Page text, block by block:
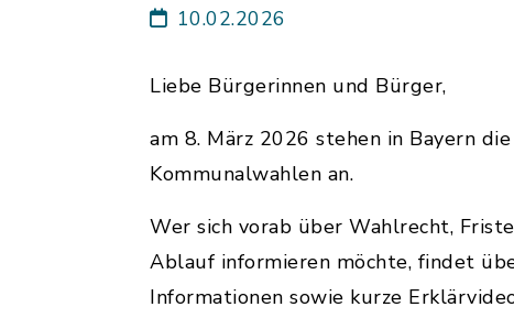
10.02.2026
Liebe Bürgerinnen und Bürger,
am 8. März 2026 stehen in Bayern die
Kommunalwahlen an.
Wer sich vorab über Wahlrecht,
Ablauf informieren möchte, findet
Informationen sowie kurze